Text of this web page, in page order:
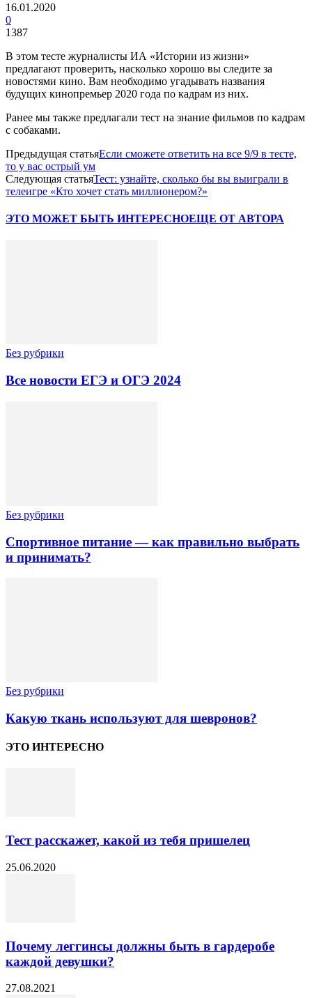
16.01.2020
0
1387
В этом тесте журналисты ИА «Истории из жизни»
предлагают проверить, насколько хорошо вы следите за
новостями кино. Вам необходимо угадывать названия
будущих кинопремьер 2020 года по кадрам из них.
Ранее мы также предлагали тест на знание фильмов по кадрам
с собаками.
Предыдущая статьяЕсли сможете ответить на все 9/9 в тесте,
то у вас острый ум
Следующая статьяТест: узнайте, сколько бы вы выиграли в
телеигре «Кто хочет стать миллионером?»
ЭТО МОЖЕТ БЫТЬ ИНТЕРЕСНОЕЩЕ ОТ АВТОРА
Без рубрики
Все новости ЕГЭ и ОГЭ 2024
Без рубрики
Спортивное питание — как правильно выбрать
и принимать?
Без рубрики
Какую ткань используют для шевронов?
ЭТО ИНТЕРЕСНО
Тест расскажет, какой из тебя пришелец
25.06.2020
Почему леггинсы должны быть в гардеробе
каждой девушки?
27.08.2021